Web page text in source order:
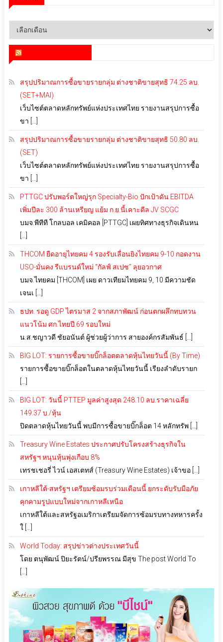
คลัง
สรุปปริมาณการซื้อขายรายกลุ่ม ต่างชาติขายสุทธิ 74.25 ลบ.
(SET+MAI)
เว็บไซต์ตลาดหลักทรัพย์แห่งประเทศไทย รายงานสรุปการซื้อ
ขา […]
สรุปปริมาณการซื้อขายรายกลุ่ม ต่างชาติขายสุทธิ 50.80 ลบ.
(SET)
เว็บไซต์ตลาดหลักทรัพย์แห่งประเทศไทย รายงานสรุปการซื้อ
ขา […]
PTTGC ปรับพอร์ตใหญ่รุก Specialty-Bio ปักเป้าดัน EBITDA
เพิ่มปีละ 300 ล้านเหรียญ แย้ม ก.ย.นี้เคาะดีล JV SCGC
บมจ.พีทีที โกลบอล เคมิคอล [PTTGC] เผยทิศทางธุรกิจเดินหน
THCOM ยืดอายุไทยคม 4 รองรับเลื่อนยิงไทยคม 9-10 กอดงาน
USO-มั่นคง รีแบรนด์ใหม่ “กัลฟ์ สเปซ” ลุยอวกาศ
บมจ.ไทยคม [THCOM] เผย ดาวเทียมไทยคม 9, 10 มีความชัด
เจนเ […]
ธปท. รอดู GDP ไตรมาส 2 จากสภาพัฒน์ ก่อนตกผลึกทบทวน
แนวโน้ม ศก.ไทยปี 69 รอบใหม่
น.ส.ชญาวดี ชัยอนันต์ ผู้ช่วยผู้ว่าการ สายองค์กรสัมพันธ์ […]
BIG LOT: รายการซื้อขายบิ๊กล็อตตลาดหุ้นไทยวันนี้ (By Time)
รายการซื้อขายบิ๊กล็อตในตลาดหุ้นไทยวันนี้ เรียงลำดับรายก
BIG LOT: วันนี้ PTTEP มูลค่าสูงสุด 248.10 ลบ.ราคาเฉลี่ย
149.37 บ./หุ้น
ปิดตลาดหุ้นไทยวันนี้ พบมีการซื้อขายบิ๊กล็อต 14 หลักทรัพ […]
Treasury Wine Estates ประกาศปรับโครงสร้างธุรกิจใน
สหรัฐฯ หนุนหุ้นพุ่งเกือบ 8%
เทรชเชอรี่ ไวน์ เอสเตทส์ (Treasury Wine Estates) เจ้าขอ […]
เกาหลีใต้-สหรัฐฯ เตรียมซ้อมรบร่วมเดือนนี้ ยกระดับรับมือภัย
คุกคามรูปแบบใหม่จากเกาหลีเหนือ
เกาหลีใต้และสหรัฐอเมริกาเตรียมจัดการซ้อมรบทางทหารครั้ง
ใ […]
World Today: สรุปข่าวต่างประเทศวันนี้
โดย ตนุพัฒน์ ปิยะรัตน์/ปรียพรรณ มีสุข The post World To